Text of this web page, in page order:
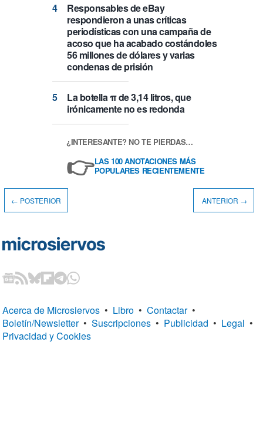
Responsables de eBay
respondieron a unas críticas
periodísticas con una campaña de
acoso que ha acabado costándoles
56 millones de dólares y varias
condenas de prisión
La botella π de 3,14 litros, que
irónicamente no es redonda
¿INTERESANTE? NO TE PIERDAS…
👉LAS 100 ANOTACIONES MÁS
POPULARES RECIENTEMENTE
← POSTERIOR ANTERIOR →
Acerca de Microsiervos • Libro • Contactar •
Boletín/Newsletter • Suscripciones • Publicidad • Legal •
Privacidad y Cookies